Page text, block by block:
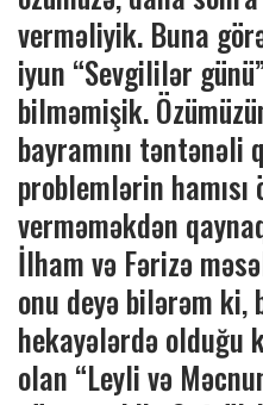
verməliyik. Buna
iyun “Sevgililər
bilməmişik.
bayramını təntənəli
problemlərin hamısı
verməməkdən
İlham və Fərizə
onu deyə bilərəm
hekayələrdə olduğu
olan “Leyli və